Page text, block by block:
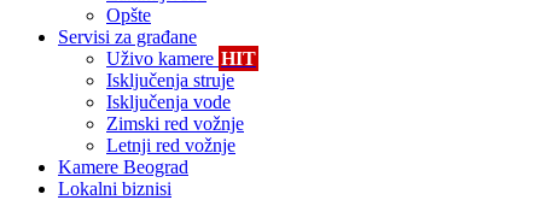
Opšte
Servisi za građane
Uživo kamere HIT
Isključenja struje
Isključenja vode
Zimski red vožnje
Letnji red vožnje
Kamere Beograd
Lokalni biznisi